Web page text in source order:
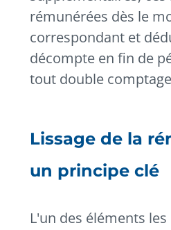
rémunérées dès le
correspondant et
décompte en fin de
tout double
Lissage de la
un principe clé
L'un des éléments